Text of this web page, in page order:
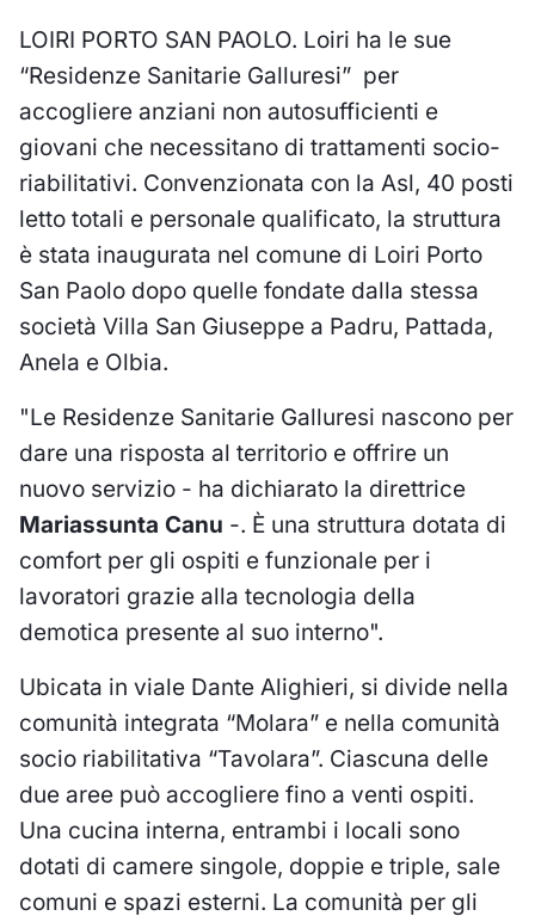
LOIRI PORTO SAN PAOLO. Loiri ha le sue
“Residenze Sanitarie Galluresi” per
accogliere anziani non autosufficienti e
giovani che necessitano di trattamenti socio-
riabilitativi. Convenzionata con la Asl, 40 posti
letto totali e personale qualificato, la struttura
è stata inaugurata nel comune di Loiri Porto
San Paolo dopo quelle fondate dalla stessa
società Villa San Giuseppe a Padru, Pattada,
Anela e Olbia.
"Le Residenze Sanitarie Galluresi nascono per
dare una risposta al territorio e offrire un
nuovo servizio - ha dichiarato la direttrice
Mariassunta Canu -. È una struttura dotata di
comfort per gli ospiti e funzionale per i
lavoratori grazie alla tecnologia della
demotica presente al suo interno".
Ubicata in viale Dante Alighieri, si divide nella
comunità integrata “Molara” e nella comunità
socio riabilitativa “Tavolara”. Ciascuna delle
due aree può accogliere fino a venti ospiti.
Una cucina interna, entrambi i locali sono
dotati di camere singole, doppie e triple, sale
comuni e spazi esterni. La comunità per gli